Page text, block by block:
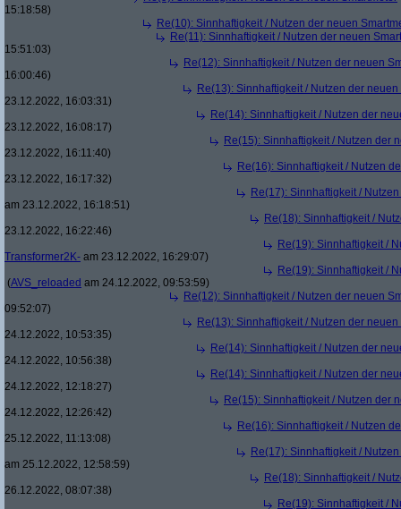
15:18:58)
Re(10): Sinnhaftigkeit / Nutzen der neuen
Re(11): Sinnhaftigkeit / Nutzen der neuen
15:51:03)
Re(12): Sinnhaftigkeit / Nutzen der neuen
16:00:46)
Re(13): Sinnhaftigkeit / Nutzen der neuen
23.12.2022, 16:03:31)
Re(14): Sinnhaftigkeit / Nutzen der
23.12.2022, 16:08:17)
Re(15): Sinnhaftigkeit / Nutzen der
23.12.2022, 16:11:40)
Re(16): Sinnhaftigkeit / Nutzen
23.12.2022, 16:17:32)
Re(17): Sinnhaftigkeit /
am 23.12.2022, 16:18:51)
Re(18): Sinnhaftigkeit /
23.12.2022, 16:22:46)
Re(19): Sinnhaftigkeit /
Transformer2K- am 23.12.2022, 16:29:07)
Re(19): Sinnhaftigkeit /
(AVS_reloaded am 24.12.2022, 09:53:59)
Re(12): Sinnhaftigkeit / Nutzen der neuen
09:52:07)
Re(13): Sinnhaftigkeit / Nutzen der neuen
24.12.2022, 10:53:35)
Re(14): Sinnhaftigkeit / Nutzen der
24.12.2022, 10:56:38)
Re(14): Sinnhaftigkeit / Nutzen der
24.12.2022, 12:18:27)
Re(15): Sinnhaftigkeit / Nutzen der
24.12.2022, 12:26:42)
Re(16): Sinnhaftigkeit / Nutzen
25.12.2022, 11:13:08)
Re(17): Sinnhaftigkeit /
am 25.12.2022, 12:58:59)
Re(18): Sinnhaftigkeit /
26.12.2022, 08:07:38)
Re(19): Sinnhaftigkeit /